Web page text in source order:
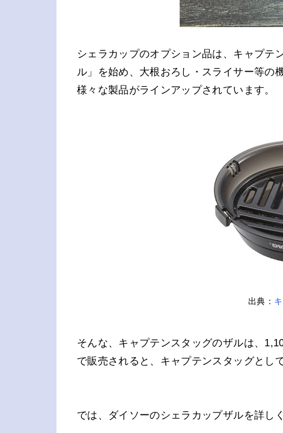
シェラカップのオプション品は、キャプテ
ル」を始め、大根おろし・スライサー等の
様々な製品がラインアップされています。
出典：
そんな、キャプテンスタッグのザルは、
で販売されると、キャプテンスタッグとし
では、ダイソーのシェラカップザルを詳し